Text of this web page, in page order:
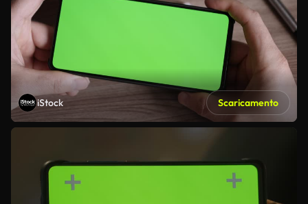
iStock Scaricamento